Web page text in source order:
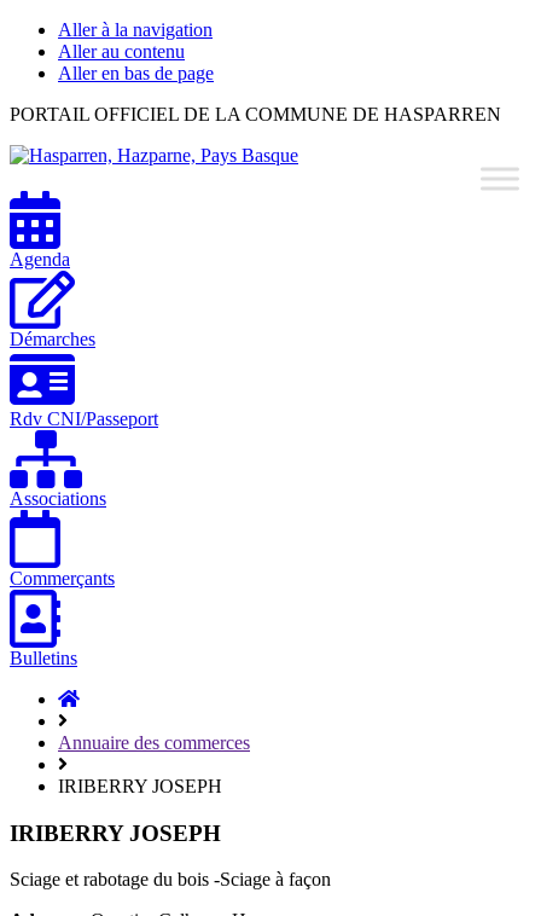
Aller à la navigation
Aller au contenu
Aller en bas de page
Hasparren,
Pays
PORTAIL OFFICIEL DE LA COMMUNE DE HASPARREN
Agenda
Démarches
Rdv CNI/Passeport
Associations
Commerçants
Bulletins
Accueil
Annuaire des commerces
IRIBERRY JOSEPH
IRIBERRY JOSEPH
Sciage et rabotage du bois -Sciage à façon